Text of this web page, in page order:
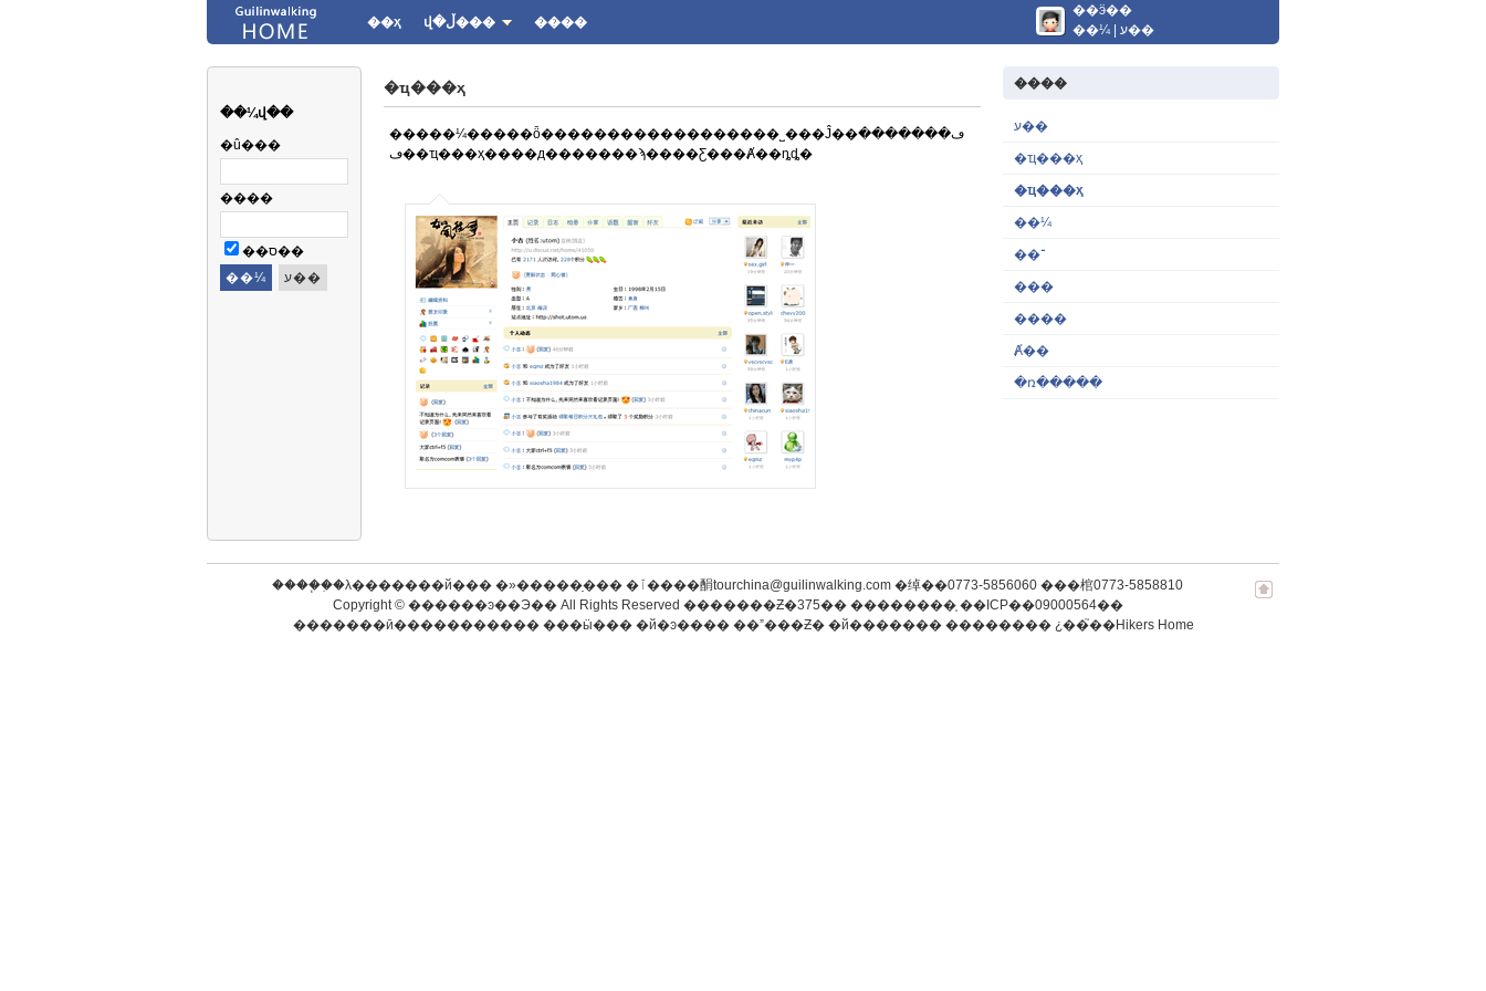
��ҳ վ�ڵ��� ����
��ӭ��
��¼
ע��
��¼վ��
�û���
����
��ס��
�ҵ���ҳ
�����¼�����ȫ������������������˽���Ĵ��ڡ�������
ڡ��ҵ���ҳ����д�������ϡ����Ƹ���Ⱥ��ȵȡ�
����
ע��
�ҵ���ҳ
�ҵ���ҳ
��¼
��־
���
����
Ⱥ��
�ռ�����
����֧�ֵ�λ�������й��� �»�����ַ���
�ٱ����䣺tourchina@guilinwalking.com �绰��0773-5856060 ���棺0773-5858810
Copyright © ������ͽ��Э��All Rights Reserved �������Ƶ�375�� ��������֤ ��ICP��09000564��
�������ӣ����������� ���ӹ��� �й�ͽ���� ��ˮ���Ƶ� �й������� �������� ¿��֮��Hikers Home